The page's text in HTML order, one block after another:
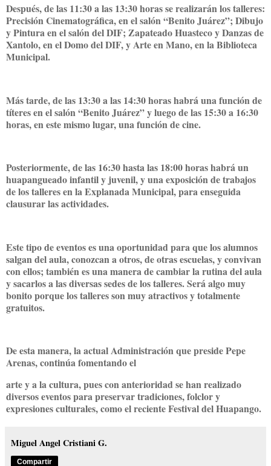
Después, de las 11:30 a las 13:30 horas se realizarán los talleres:
Precisión Cinematográfica, en el salón “Benito Juárez”; Dibujo
y Pintura en el salón del DIF; Zapateado Huasteco y Danzas de
Xantolo, en el Domo del DIF, y Arte en Mano, en la Biblioteca
Municipal.
Más tarde, de las 13:30 a las 14:30 horas habrá una función de
títeres en el salón “Benito Juárez” y luego de las 15:30 a 16:30
horas, en este mismo lugar, una función de cine.
Posteriormente, de las 16:30 hasta las 18:00 horas habrá un
huapangueado infantil y juvenil, y una exposición de trabajos
de los talleres en la Explanada Municipal, para enseguida
clausurar las actividades.
Este tipo de eventos es una oportunidad para que los alumnos
salgan del aula, conozcan a otros, de otras escuelas, y convivan
con ellos; también es una manera de cambiar la rutina del aula
y sacarlos a las diversas sedes de los talleres. Será algo muy
bonito porque los talleres son muy atractivos y totalmente
gratuitos.
De esta manera, la actual Administración que preside Pepe
Arenas, continúa fomentando el
arte y a la cultura, pues con anterioridad se han realizado
diversos eventos para preservar tradiciones, folclor y
expresiones culturales, como el reciente Festival del Huapango.
Miguel Angel Cristiani G.
Compartir